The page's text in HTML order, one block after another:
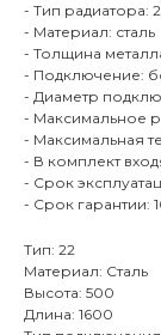
- Тип радиатора:
- Материал: сталь
- Толщина
- Подключение:
- Диаметр
- Максимальное
- Максимальная
- В комплект
- Срок
- Срок гарантии:
Тип: 22
Материал: Сталь
Высота: 500
Длина: 1600